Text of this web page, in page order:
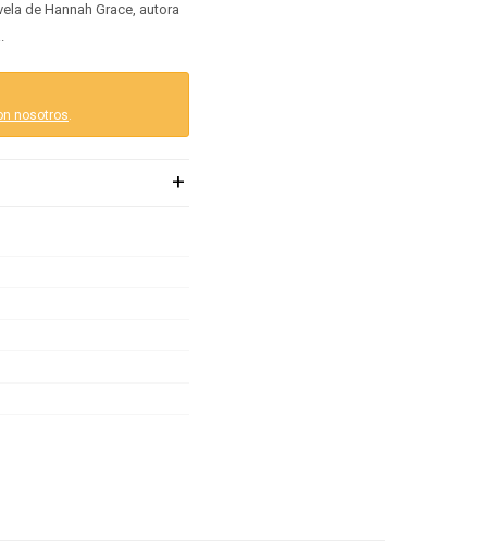
de Hannah Grace, autora
nosotros.